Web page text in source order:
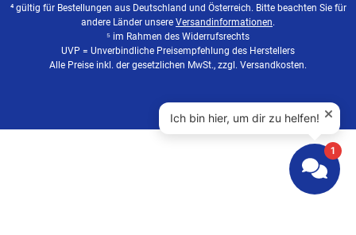
⁴ gültig für Bestellungen aus Deutschland und Österreich. Bitte beachten Sie für
andere Länder unsere Versandinformationen.
⁵ im Rahmen des Widerrufsrechts
UVP = Unverbindliche Preisempfehlung des Herstellers
Alle Preise inkl. der gesetzlichen MwSt., zzgl. Versandkosten.